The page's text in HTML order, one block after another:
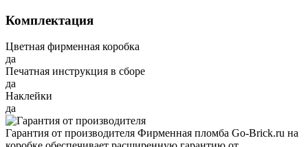
Комплектация
Цветная фирменная коробка
да
Печатная инструкция в сборе
да
Наклейки
да
Гарантия от производителя Фирменная пломба Go-Brick.ru на